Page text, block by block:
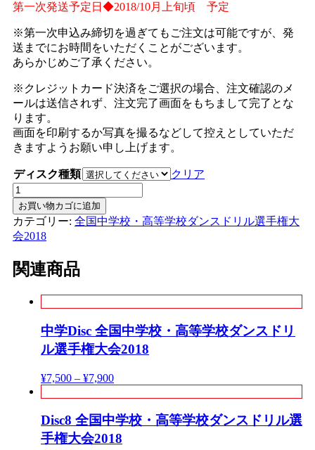
第一次発送予定日◆2018/10月上旬頃 予定
※第一次申込み締切を過ぎてもご注文は可能ですが、発
送までにお時間をいただくことがございます。
あらかじめご了承ください。
※クレジットカード決済をご選択の場合、注文確認のメ
ールは送信されず、注文完了画面をもちまして完了とな
ります。
画面を印刷するか写真を撮るなどして控えとしていただ
きますようお願い申し上げます。
ディスク種類
クリア
ALLSET
全
国
中
校・
高
お買い物カゴに追加
カテゴリー: 全国中学校・高等学校ダンスドリル選手権大
会2018
関連商品
中学Disc 全国中学校・高等学校ダンスドリ
ル選手権大会2018
¥7,500 – ¥7,900
Disc8 全国中学校・高等学校ダンスドリル選
手権大会2018